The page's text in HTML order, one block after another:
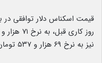
قیمت اسکناس دلار توافقی در
نیز به نرخ ۶۹ هزار و ۵۳۷ تومان رسیده است.